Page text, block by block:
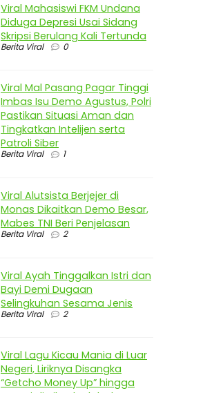
Viral Mahasiswi FKM Undana
Diduga Depresi Usai Sidang
Skripsi Berulang Kali Tertunda
Berita Viral 0
Viral Mal Pasang Pagar Tinggi
Imbas Isu Demo Agustus, Polri
Pastikan Situasi Aman dan
Tingkatkan Intelijen serta
Patroli Siber
Berita Viral 1
Viral Alutsista Berjejer di
Monas Dikaitkan Demo Besar,
Mabes TNI Beri Penjelasan
Berita Viral 2
Viral Ayah Tinggalkan Istri dan
Bayi Demi Dugaan
Selingkuhan Sesama Jenis
Berita Viral 2
Viral Lagu Kicau Mania di Luar
Negeri, Liriknya Disangka
“Getcho Money Up” hingga